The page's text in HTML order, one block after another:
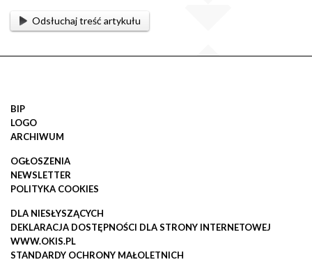
Odsłuchaj treść artykułu
BIP
LOGO
ARCHIWUM
OGŁOSZENIA
NEWSLETTER
POLITYKA COOKIES
DLA NIESŁYSZĄCYCH
DEKLARACJA DOSTĘPNOŚCI DLA STRONY INTERNETOWEJ
WWW.OKIS.PL
STANDARDY OCHRONY MAŁOLETNICH